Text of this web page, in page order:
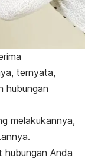
ternyata,
hubungan
melakukannya,
Anda